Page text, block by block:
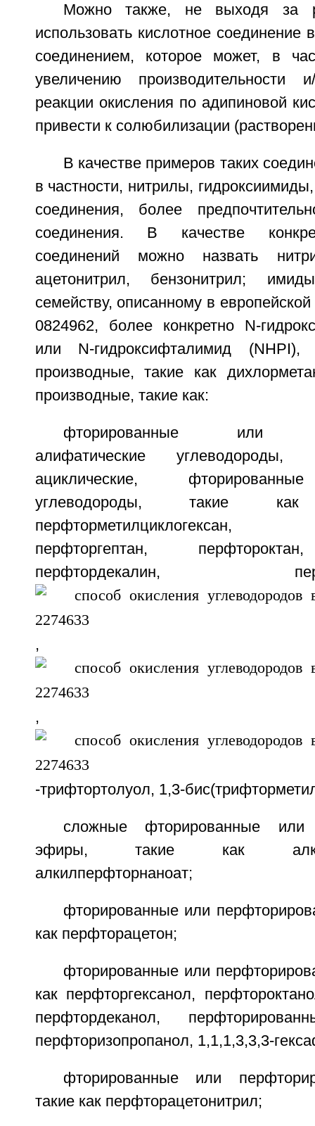
Можно также, не выходя за
использовать кислотное соединение
соединением, которое может, в
увеличению производительности
реакции окисления по адипиновой
привести к солюбилизации
В качестве примеров таких
в частности, нитрилы,
соединения, более
соединения. В качестве
соединений можно назвать
ацетонитрил, бензонитрил;
семейству, описанному в
0824962, более конкретно N-
или N-гидроксифталимид (NHPI),
производные, такие как
производные, такие как:
фторированные или
алифатические углеводороды,
ациклические,
углеводороды, такие как
перфторметилциклогексан,
перфторгептан,
перфтордекалин,
,
,
-трифтортолуол, 1,3-
сложные фторированные или
эфиры, такие как
алкилперфторнаноат;
фторированные или
как перфторацетон;
фторированные или
как перфторгексанол,
перфтордеканол,
перфторизопропанол, 1,1,1,3,3,3-
фторированные или
такие как перфторацетонитрил;